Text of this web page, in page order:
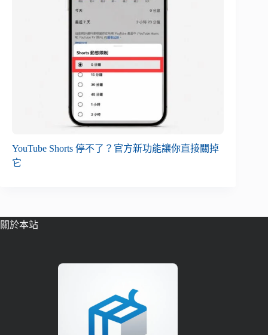
YouTube Shorts 停不了？官方新功能讓你直接關掉
它
關於本站